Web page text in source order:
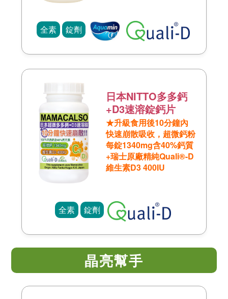
全素 錠劑
日本NITTO多多鈣
+D3速溶錠鈣片
★升級食用後10分鐘內
快速崩散吸收，超微鈣粉
每錠1340mg含40%鈣質
+瑞士原廠精純Quali®-D
維生素D3 400IU
全素 錠劑
晶亮幫手